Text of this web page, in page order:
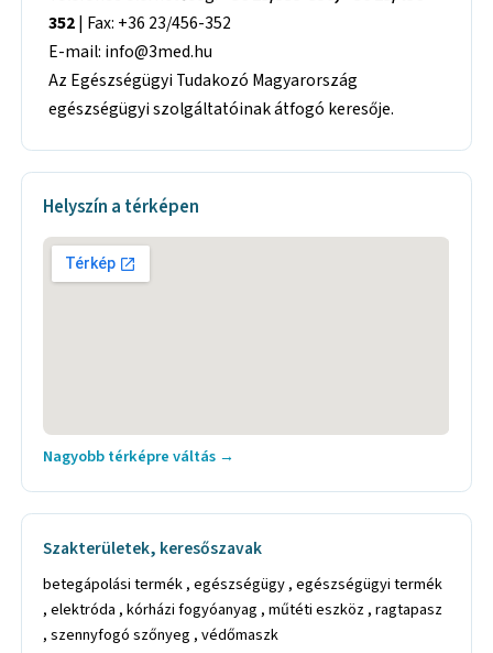
352| Fax: +36 23/456-352
E-mail: info@3med.hu
Az Egészségügyi Tudakozó Magyarország
egészségügyi szolgáltatóinak átfogó keresője.
Helyszín a térképen
Nagyobb térképre váltás →
Szakterületek, keresőszavak
betegápolási termék , egészségügy , egészségügyi termék
, elektróda , kórházi fogyóanyag , műtéti eszköz , ragtapasz
, szennyfogó szőnyeg , védőmaszk